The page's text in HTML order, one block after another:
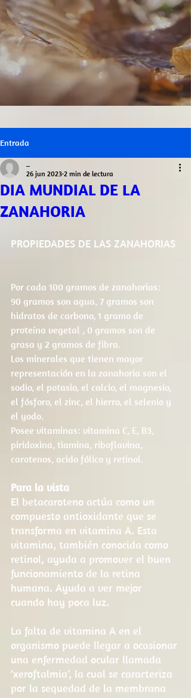
Entrada
DIA MUNDIAL DE LA
ZANAHORIA
26 jun 2023 2 min de lectura
PROPIEDADES DE LAS ZANAHORIAS
Por cada 100 gramos de zanahorias:
90 gramos son agua, 7 gramos son
hidratos de carbono, 1 gramo de
proteína vegetal , 0 gramos son de
grasa y 2 gramos de fibra.
Los minerales que tienen mayor
representación en la zanahoria son el
sodio, el potasio, el calcio, el magnesio,
el fósforo, el zinc, el hierro, el selenio y
el yodo.
Posee vitaminas: vitamina C, E, B3,
piridoxina, tiamina, riboflavina,
carotenos, acido fólico y retinol.
Para la vista
El betacaroteno actúa como un
compuesto antioxidante que se
transforma en vitamina A. Esta
vitamina, también conocida como
retinol, ayuda a promover el buen
funcionamiento de la retina
humana. Ayuda a ver mejor
cuando hay poca luz.
La falta de vitamina A en el
organismo puede llegar a ocasionar
una enfermedad ocular llamada
‘xeroftalmia’, la cual se caracteriza
por la sequedad de la membrana